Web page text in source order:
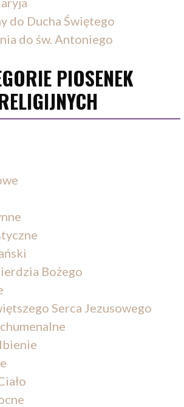
do Ducha Świętego
do św. Antoniego
PIOSENEK
Bożego
Serca Jezusowego